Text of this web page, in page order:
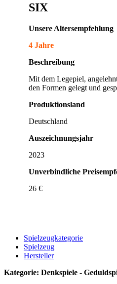
SIX
Unsere Altersempfehlung
4 Jahre
Beschreibung
Mit dem Legepiel,
den Formen gelegt und
Produktionsland
Deutschland
Auszeichnungsjahr
2023
Unverbindliche
26 €
Spielzeugkategorie
Spielzeug
Hersteller
Kategorie: Denkspiele -